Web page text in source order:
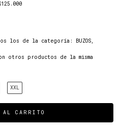
los de la categoría: BUZOS,
otros productos de la misma
XXL